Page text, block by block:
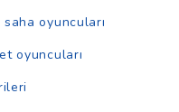
oyuncuları
oyuncuları